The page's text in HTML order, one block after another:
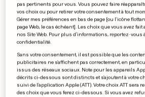
BUDGET EN FRANCE
Fini le «gruyère de
Français au régime
15 32 8
FOOTBALL
Matthieu
pas pertinents pour vous. Vous pouvez faire
vos choix ou pour retirer votre consentement à tout
Gérer mes préférences en bas de page [ou l'icône
page Web, le cas échéant]. Les choix que vous avez
nos Site Web. Pour plus d’informations, reportez-vous
confidentialité.
Sans votre consentement, il est possible que les
publicitaires ne s'affichent pas correctement, en
issus des réseaux sociaux. Note pour les appareils
décrits ci-dessous sont distincts et s'ajoutent à votre
suivi de l'application Apple (ATT). Votre choix ATT sera
des choix que vous ferez ci-dessous. Si vous avez